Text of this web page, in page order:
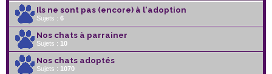
Ils ne sont pas (encore) à l'adoption
Sujets : 6
Nos chats à parrainer
Sujets : 10
Nos chats adoptés
Sujets : 1070